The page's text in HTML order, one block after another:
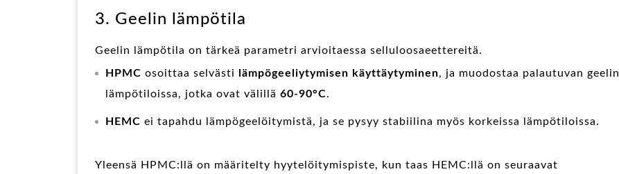
3. Geelin lämpötila
Geelin lämpötila on tärkeä parametri arvioitaessa selluloosaeettereitä.
HPMC osoittaa selvästi lämpögeeliytymisen käyttäytyminen, ja muodostaa palautuvan geelin
lämpötiloissa, jotka ovat välillä 60-90°C.
HEMC ei tapahdu lämpögeelöitymistä, ja se pysyy stabiilina myös korkeissa lämpötiloissa.
Yleensä HPMC:llä on määritelty hyytelöitymispiste, kun taas HEMC:llä on seuraavat